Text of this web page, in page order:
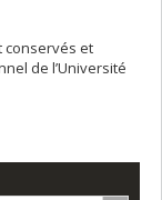
conservés et
de l’Université